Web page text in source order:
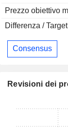
Prezzo obiettivo
Differenza /
Consensus
Revisioni dei